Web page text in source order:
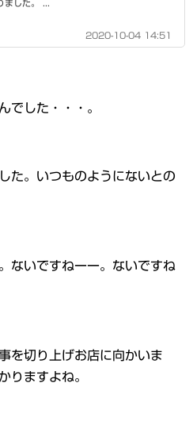
ました。 ...
2020-10-04 14:51
でした・・・。
た。いつものようにないとの
ないですねーー。ないですね
を切り上げお店に向かいま
りますよね。